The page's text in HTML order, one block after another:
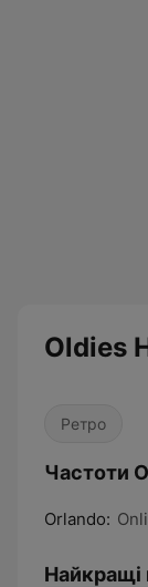
Oldies
Ретро
Частоти
Orlando:
Найкращі